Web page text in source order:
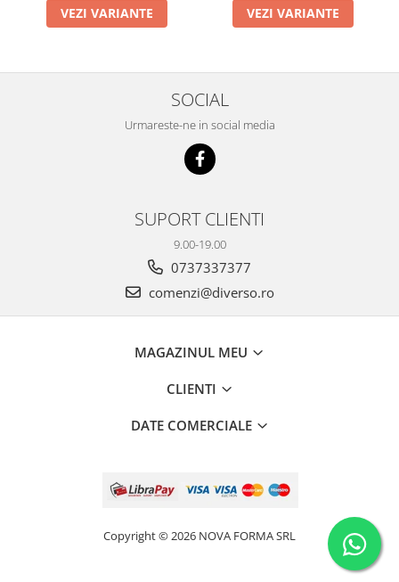
VEZI VARIANTE VEZI VARIANTE
SOCIAL
Urmareste-ne in social media
SUPORT CLIENTI
9.00-19.00
0737337377
comenzi@diverso.ro
MAGAZINUL MEU
CLIENTI
DATE COMERCIALE
Copyright © 2026 NOVA FORMA SRL